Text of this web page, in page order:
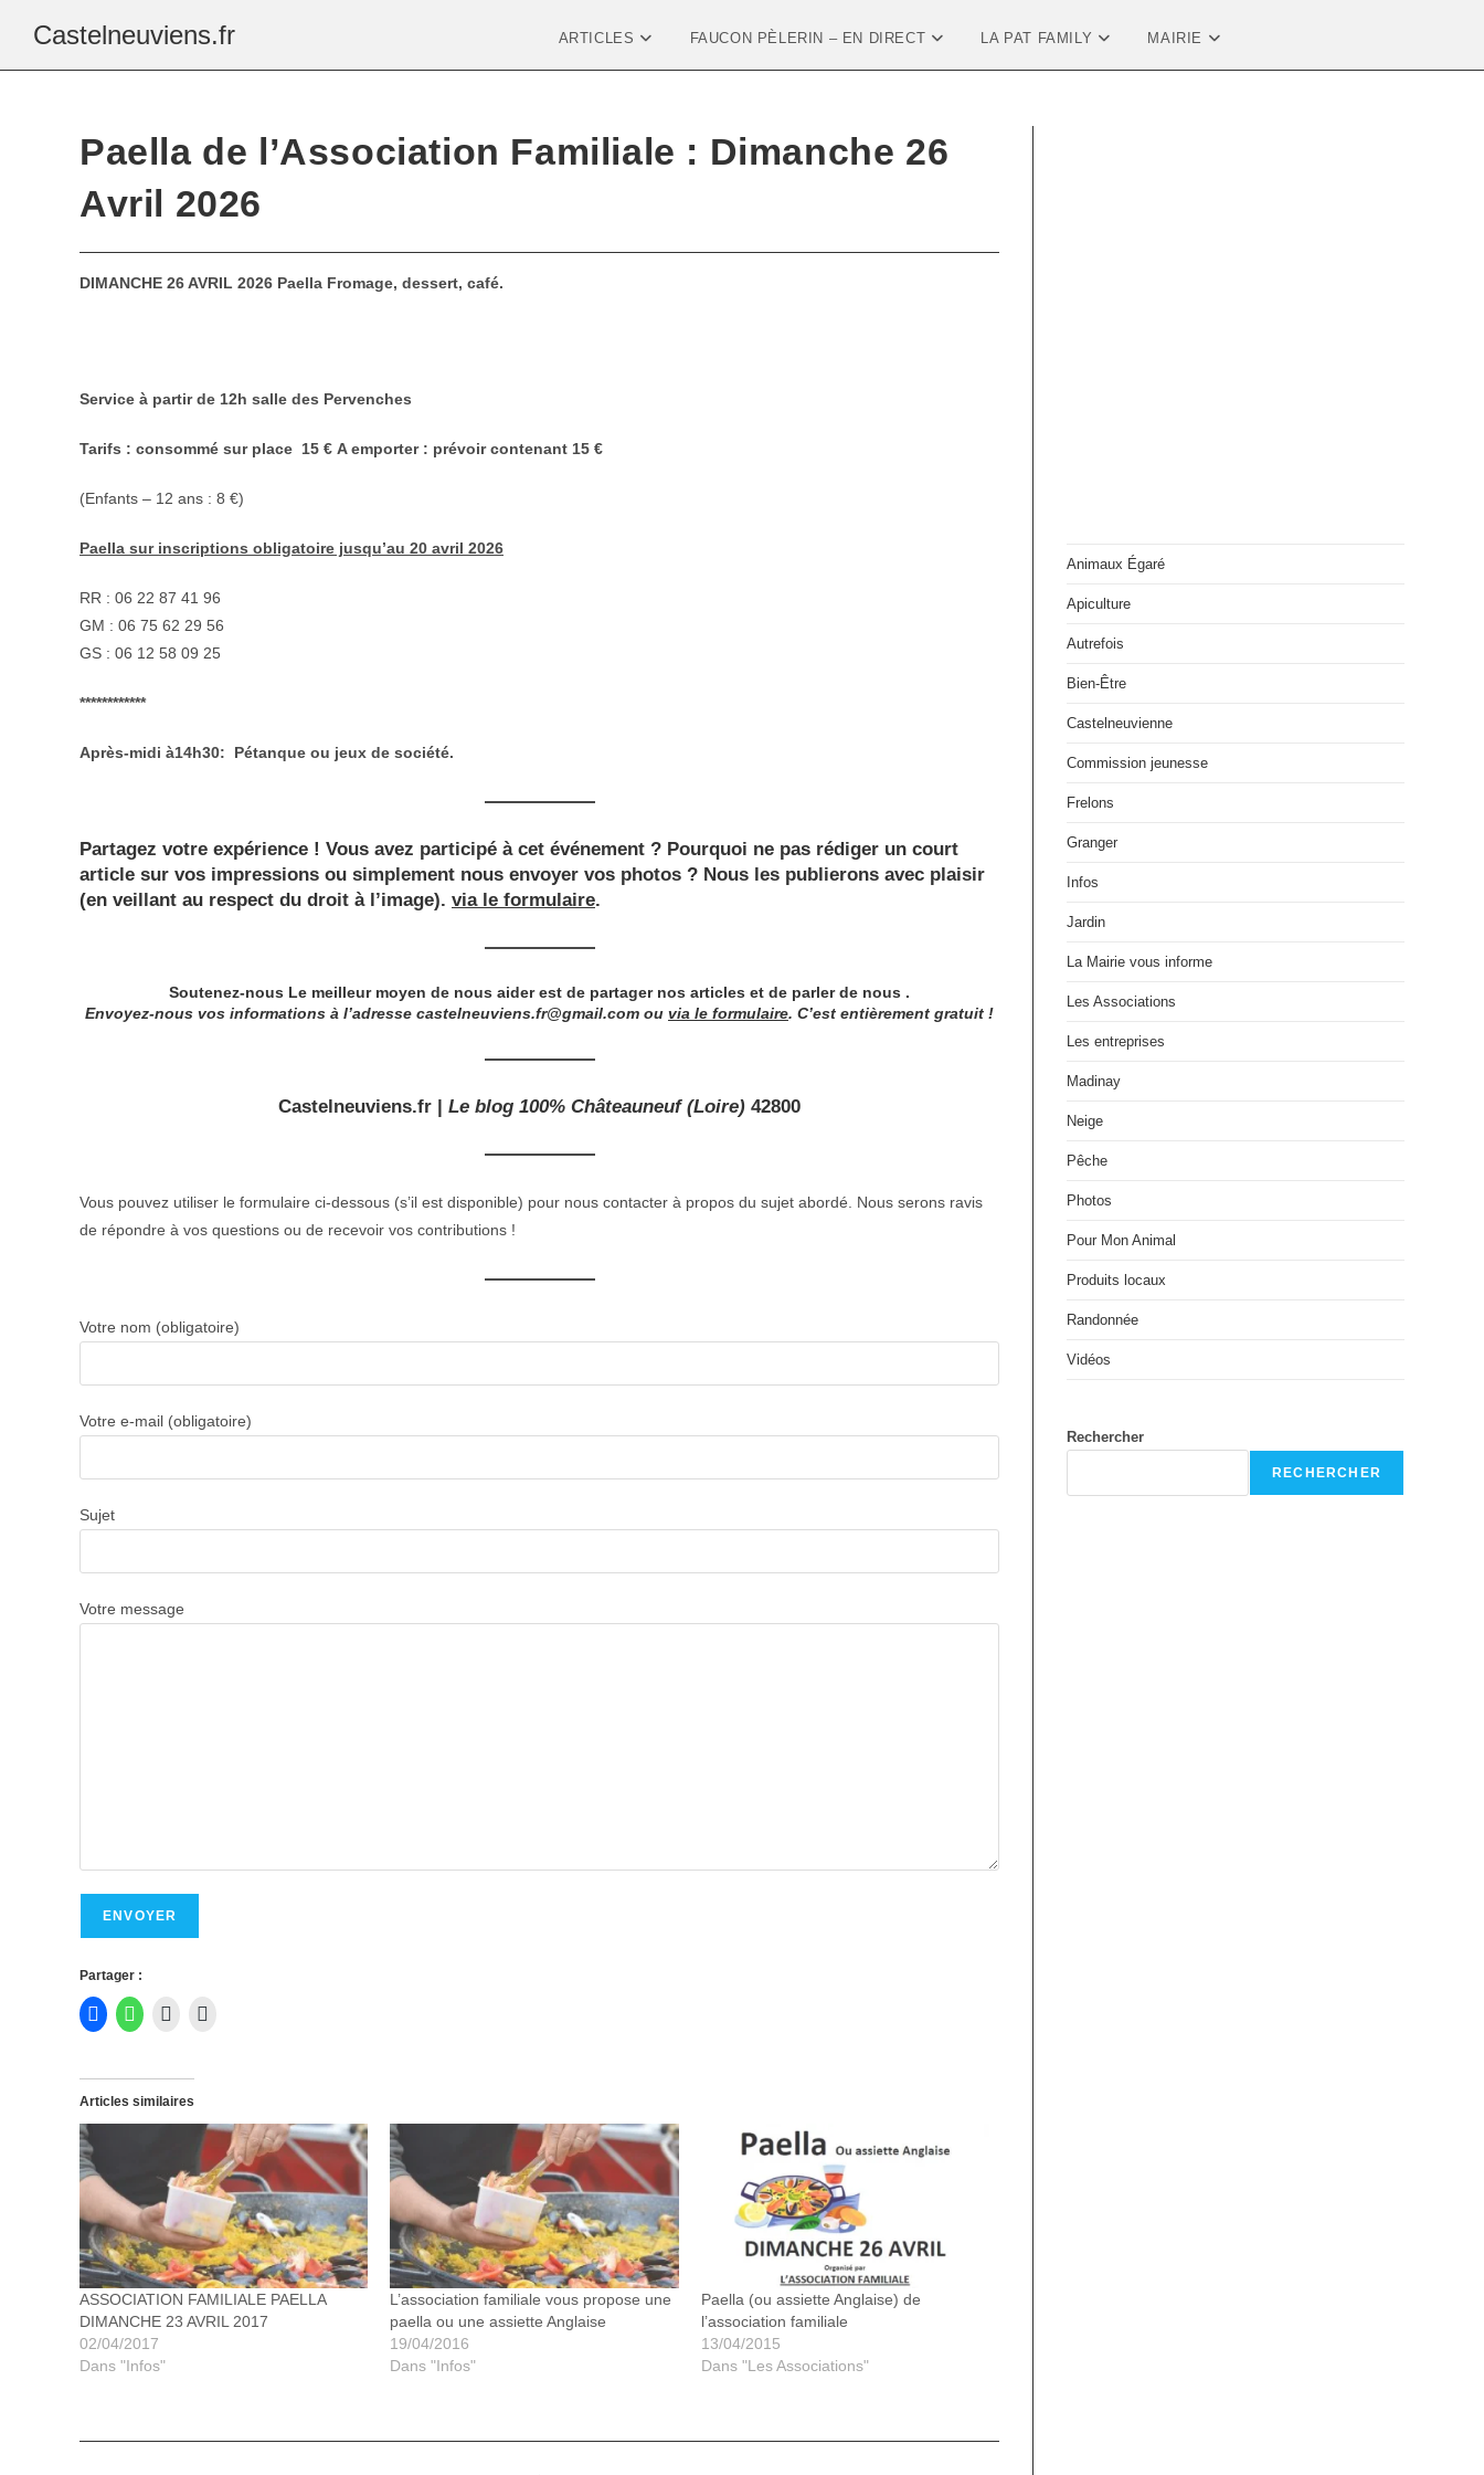
Castelneuviens.fr ARTICLES FAUCON PÈLERIN – EN DIRECT LA PAT FAMILY MAIRIE
Paella de l’Association Familiale : Dimanche 26
Avril 2026
DIMANCHE 26 AVRIL 2026 Paella Fromage, dessert, café.
Service à partir de 12h salle des Pervenches
Tarifs : consommé sur place 15 € A emporter : prévoir contenant 15 €
(Enfants – 12 ans : 8 €)
Paella sur inscriptions obligatoire jusqu’au 20 avril 2026
RR : 06 22 87 41 96
GM : 06 75 62 29 56
GS : 06 12 58 09 25
************
Après-midi à14h30: Pétanque ou jeux de société.
Partagez votre expérience ! Vous avez participé à cet événement ? Pourquoi ne pas rédiger un court
article sur vos impressions ou simplement nous envoyer vos photos ? Nous les publierons avec plaisir
(en veillant au respect du droit à l’image). via le formulaire.
Soutenez-nous Le meilleur moyen de nous aider est de partager nos articles et de parler de nous .
Envoyez-nous vos informations à l’adresse castelneuviens.fr@gmail.com ou via le formulaire. C’est entièrement gratuit !
Castelneuviens.fr | Le blog 100% Châteauneuf (Loire) 42800
Vous pouvez utiliser le formulaire ci-dessous (s’il est disponible) pour nous contacter à propos du sujet abordé. Nous serons ravis
de répondre à vos questions ou de recevoir vos contributions !
Votre nom (obligatoire)
Votre e-mail (obligatoire)
Sujet
Votre message
Partager :
Articles similaires
ASSOCIATION FAMILIALE PAELLA
DIMANCHE 23 AVRIL 2017
02/04/2017
Dans "Infos"
L’association familiale vous propose une
paella ou une assiette Anglaise
19/04/2016
Dans "Infos"
Paella (ou assiette Anglaise) de
l’association familiale
13/04/2015
Dans "Les Associations"
Animaux Égaré
Apiculture
Autrefois
Bien-Être
Castelneuvienne
Commission jeunesse
Frelons
Granger
Infos
Jardin
La Mairie vous informe
Les Associations
Les entreprises
Madinay
Neige
Pêche
Photos
Pour Mon Animal
Produits locaux
Randonnée
Vidéos
Rechercher
RECHERCHER